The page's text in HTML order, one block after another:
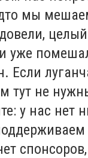
мы
целый
и уже
Если
тут не
у нас нет